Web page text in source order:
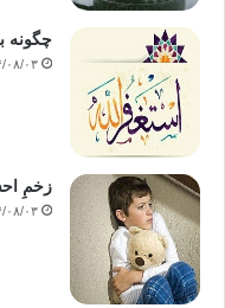
چگونه
۰۴/۰۸/
زخمِ
۰۴/۰۸/